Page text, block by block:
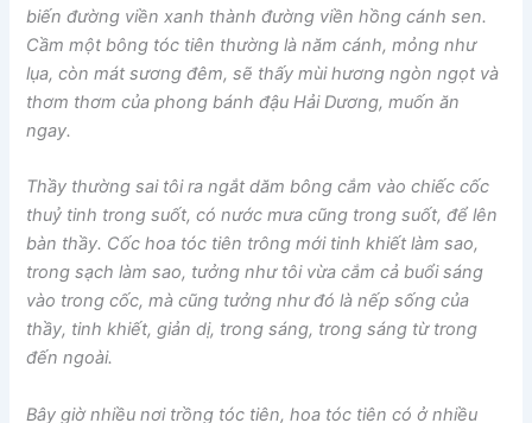
biến đường viền xanh thành đường viền hồng cánh sen.
Cầm một bông tóc tiên thường là năm cánh, mỏng như
lụa, còn mát sương đêm, sẽ thấy mùi hương ngòn ngọt và
thơm thơm của phong bánh đậu Hải Dương, muốn ăn
ngay.
Thầy thường sai tôi ra ngắt dăm bông cắm vào chiếc cốc
thuỷ tinh trong suốt, có nước mưa cũng trong suốt, để lên
bàn thầy. Cốc hoa tóc tiên trông mới tinh khiết làm sao,
trong sạch làm sao, tưởng như tôi vừa cắm cả buổi sáng
vào trong cốc, mà cũng tưởng như đó là nếp sống của
thầy, tinh khiết, giản dị, trong sáng, trong sáng từ trong
đến ngoài.
Bây giờ nhiều nơi trồng tóc tiên, hoa tóc tiên có ở nhiều